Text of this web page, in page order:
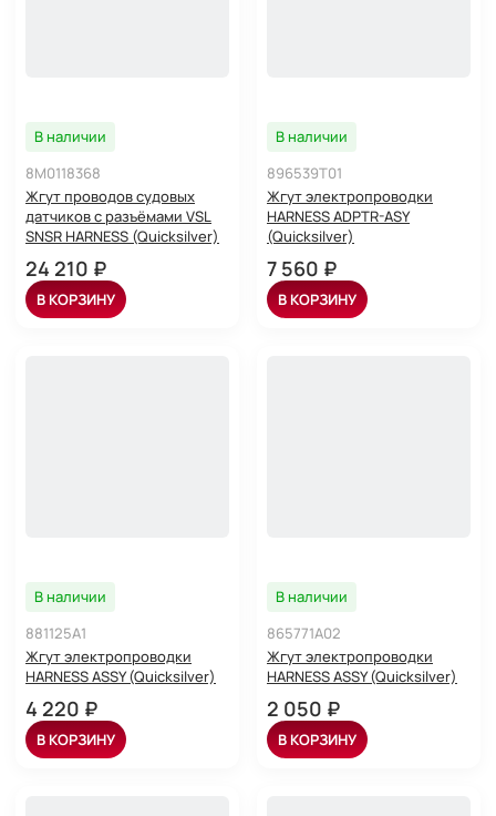
В наличии
8M0118368
Жгут проводов судовых
датчиков с разъёмами VSL
SNSR HARNESS (Quicksilver)
24 210 ₽
В КОРЗИНУ
В наличии
896539T01
Жгут электропроводки
HARNESS ADPTR-ASY
(Quicksilver)
7 560 ₽
В КОРЗИНУ
В наличии
881125A1
Жгут электропроводки
HARNESS ASSY (Quicksilver)
4 220 ₽
В КОРЗИНУ
В наличии
865771A02
Жгут электропроводки
HARNESS ASSY (Quicksilver)
2 050 ₽
В КОРЗИНУ